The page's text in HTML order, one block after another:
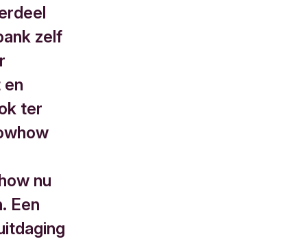
zelf
ter
nu
Een